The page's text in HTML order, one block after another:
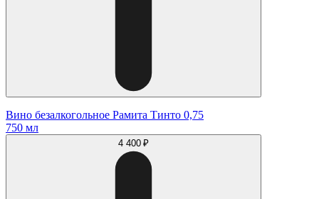
Вино безалкогольное Рамита Тинто 0,75
750 мл
4 400 ₽